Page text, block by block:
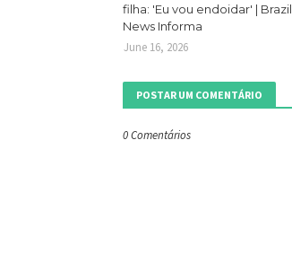
filha: 'Eu vou endoidar' | Brazil
News Informa
June 16, 2026
POSTAR UM COMENTÁRIO
0 Comentários